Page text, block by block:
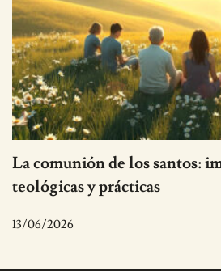
La comunión de los santos:
teológicas y prácticas
13/06/2026